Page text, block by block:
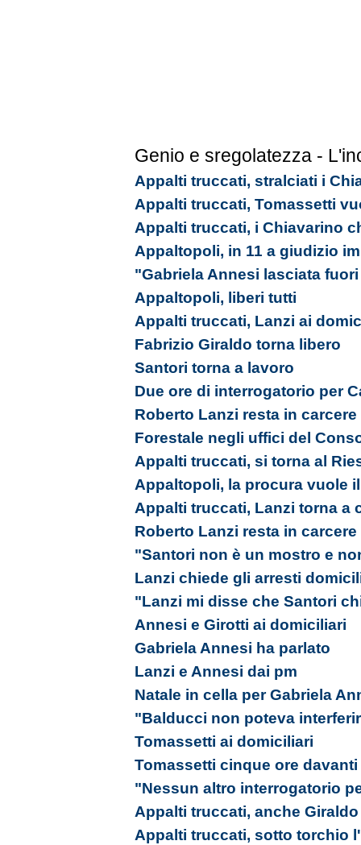
Genio e sregolatezza -
Appalti truccati, stralciati i
Appalti truccati, Tomassetti
Appalti truccati, i Chiavarino
Appaltopoli, in 11 a giudizio
"Gabriela Annesi lasciata
Appaltopoli, liberi tutti
Appalti truccati, Lanzi ai
Fabrizio Giraldo torna libero
Santori torna a lavoro
Due ore di interrogatorio per
Roberto Lanzi resta in carcere
Forestale negli uffici del
Appalti truccati, si torna al
Appaltopoli, la procura vuole
Appalti truccati, Lanzi torna a
Roberto Lanzi resta in carcere
"Santori non è un mostro e
Lanzi chiede gli arresti
"Lanzi mi disse che Santori
Annesi e Girotti ai domiciliari
Gabriela Annesi ha parlato
Lanzi e Annesi dai pm
Natale in cella per Gabriela
"Balducci non poteva
Tomassetti ai domiciliari
Tomassetti cinque ore davanti
"Nessun altro interrogatorio
Appalti truccati, anche
Appalti truccati, sotto torchio